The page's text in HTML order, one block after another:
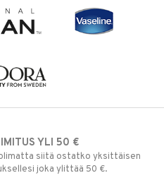
YLI 50 €
siitä ostatko yksittäisen
joka ylittää 50 €.